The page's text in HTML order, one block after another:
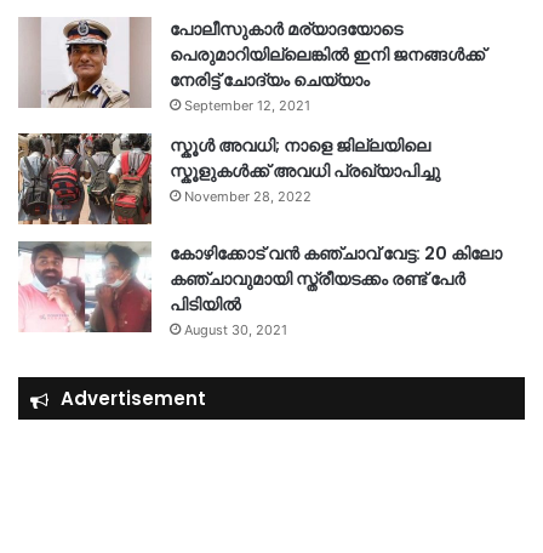
പോലീസുകാര്‍ മര്യാദയോടെ
പെരുമാറിയില്ലെങ്കില്‍ ഇനി ജനങ്ങള്‍ക്ക്
നേരിട്ട് ചോദ്യം ചെയ്യാം
September 12, 2021
സ്കൂൾ അവധി; നാളെ ജില്ലയിലെ
സ്കൂളുകൾക്ക് അവധി പ്രഖ്യാപിച്ചു
November 28, 2022
കോഴിക്കോട് വൻ കഞ്ചാവ് വേട്ട: 20 കിലോ
കഞ്ചാവുമായി സ്ത്രീയടക്കം രണ്ട് പേർ
പിടിയിൽ
August 30, 2021
Advertisement